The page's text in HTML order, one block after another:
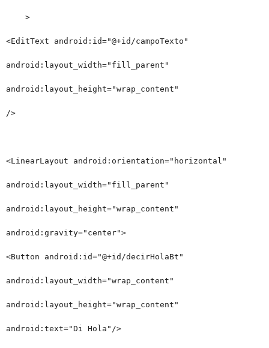
>
<EditText android:id="@+id/campoTexto"
android:layout_width="fill_parent"
android:layout_height="wrap_content"
/>
<LinearLayout android:orientation="horizontal"
android:layout_width="fill_parent"
android:layout_height="wrap_content"
android:gravity="center">
<Button android:id="@+id/decirHolaBt"
android:layout_width="wrap_content"
android:layout_height="wrap_content"
android:text="Di Hola"/>